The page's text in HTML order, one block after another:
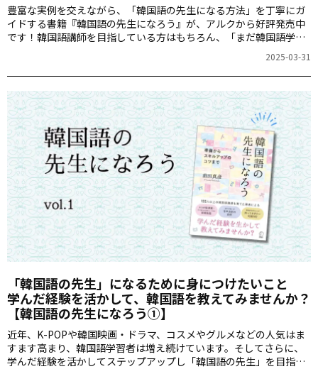
豊富な実例を交えながら、「韓国語の先生になる方法」を丁寧にガ
イドする書籍『韓国語の先生になろう』が、アルクから好評発売中
です！韓国語講師を目指している方はもちろん、「まだ韓国語学習
途中だけど気になっていて・・・」という方まで、書籍の内容をた
2025-03-31
「韓国語の先生」になるために身につけたいこと
学んだ経験を活かして、韓国語を教えてみませんか？
【韓国語の先生になろう①】
近年、K-POPや韓国映画・ドラマ、コスメやグルメなどの人気はま
すます高まり、韓国語学習者は増え続けています。そしてさらに、
学んだ経験を活かしてステップアップし「韓国語の先生」を目指す